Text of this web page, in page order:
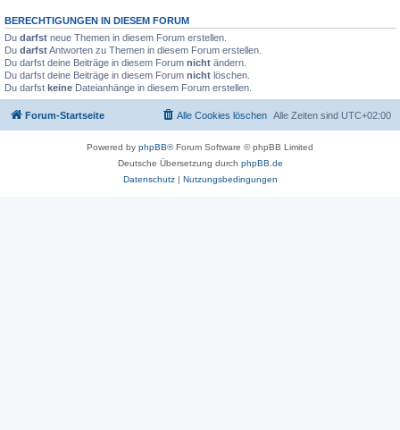
BERECHTIGUNGEN IN DIESEM FORUM
Du darfst neue Themen in diesem Forum erstellen.
Du darfstAntworten zu Themen in diesem Forum erstellen.
Du darfst deine Beiträge in diesem Forum nicht ändern.
Du darfst deine Beiträge in diesem Forum nicht löschen.
Du darfst keine Dateianhänge in diesem Forum erstellen.
Forum-Startseite Alle Zeiten sind UTC+02:00
Alle Cookies löschen
Powered by phpBB® Forum Software © phpBB Limited
Deutsche Übersetzung durch phpBB.de
Datenschutz| Nutzungsbedingungen